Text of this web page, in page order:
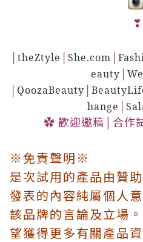
❣
theZtyle She.com
eauty
QoozaBeauty
hange
✿ 歡迎邀稿 合作
※免責聲明※
是次試用的產品由贊
發表的內容純屬個人
該品牌的言論及立場
望獲得更多有關產品